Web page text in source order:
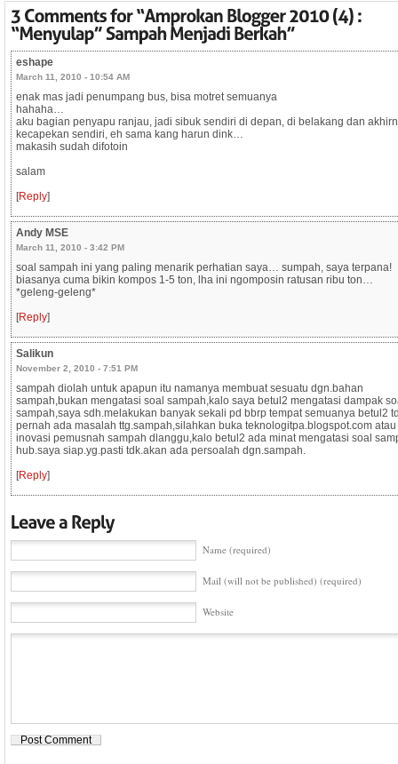
eshape
March 11, 2010 - 10:54 AM
enak mas jadi penumpang bus, bisa motret semuanya
hahaha…
aku bagian penyapu ranjau, jadi sibuk sendiri di depan, di belakang dan
kecapekan sendiri, eh sama kang harun dink…
makasih sudah difotoin
salam
[Reply]
Andy MSE
March 11, 2010 - 3:42 PM
soal sampah ini yang paling menarik perhatian saya… sumpah, saya terpana!
biasanya cuma bikin kompos 1-5 ton, lha ini ngomposin ratusan ribu ton…
*geleng-geleng*
[Reply]
Salikun
November 2, 2010 - 7:51 PM
sampah diolah untuk apapun itu namanya membuat sesuatu dgn.bahan
sampah,bukan mengatasi soal sampah,kalo saya betul2 mengatasi dampak
sampah,saya sdh.melakukan banyak sekali pd bbrp tempat semuanya betul2
pernah ada masalah ttg.sampah,silahkan buka teknologitpa.blogspot.com atau
inovasi pemusnah sampah dlanggu,kalo betul2 ada minat mengatasi soal
hub.saya siap.yg.pasti tdk.akan ada persoalah dgn.sampah.
[Reply]
Name (required)
Mail (will not be published) (required)
Website